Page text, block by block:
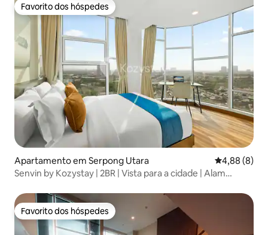
Favorito dos hóspedes
Favorito dos hóspedes
Apartamento em Serpong Utara
4,88 (8)
Senvin by Kozystay | 2BR | Vista para a cidade | Alam
Favorito dos hóspedes
Favorito dos hóspedes